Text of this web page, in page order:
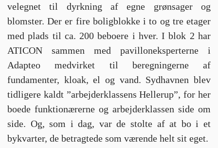
velegnet til dyrkning af egne grønsager og
blomster. Der er fire boligblokke i to og tre etager
med plads til ca. 200 beboere i hver. I blok 2 har
ATICON sammen med pavilloneksperterne i
Adapteo medvirket til beregningerne af
fundamenter, kloak, el og vand. Sydhavnen blev
tidligere kaldt ”arbejderklassens Hellerup”, for her
boede funktionærerne og arbejderklassen side om
side. Og, som i dag, var de stolte af at bo i et
bykvarter, de betragtede som værende helt sit eget.